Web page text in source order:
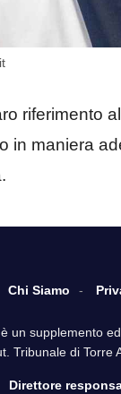
riferimento
in maniera
Chi Siamo
è un supplemento
Tribunale di Torre
Direttore